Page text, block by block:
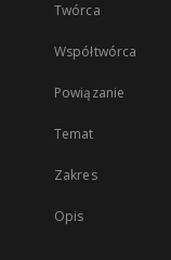
Twórca
Współtwórca
Powiązanie
Temat
Zakres
Opis